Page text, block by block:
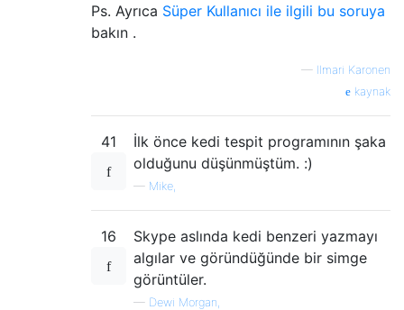
Ps. Ayrıca Süper Kullanıcı ile ilgili bu soruya
bakın .
— Ilmari Karonen
kaynak
41
İlk önce kedi tespit programının şaka
olduğunu düşünmüştüm. :)
— Mike,
16
Skype aslında kedi benzeri yazmayı
algılar ve göründüğünde bir simge
görüntüler.
— Dewi Morgan,